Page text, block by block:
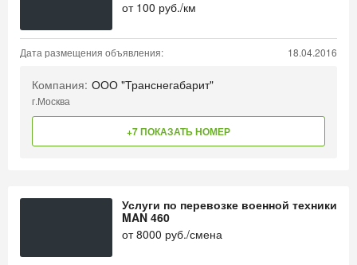
от 100 руб./км
Дата размещения объявления: 18.04.2016
Компания: ООО "Транснегабарит"
г.Москва
+7 ПОКАЗАТЬ НОМЕР
Услуги по перевозке военной техники
MAN 460
от8000 руб./смена